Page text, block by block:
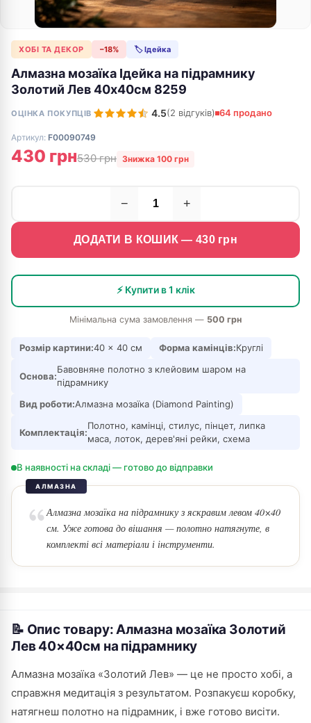
ХОБІ ТА ДЕКОР −18% 🏷 Ідейка
Алмазна мозаїка Ідейка на підрамнику
Золотий Лев 40х40см 8259
ОЦІНКА ПОКУПЦІВ 4.5(2 відгуків) 64 продано
Артикул: F00090749
430 грн530 грн Знижка 100 грн
− +
ДОДАТИ В КОШИК — 430грн
⚡ Купити в 1 клік
Мінімальна сума замовлення — 500 грн
Розмір картини:40 × 40 см Форма камінців:Круглі
Основа:
Бавовняне полотно з клейовим шаром на
підрамнику
Вид роботи:Алмазна мозаїка (Diamond Painting)
Комплектація:
Полотно, камінці, стилус, пінцет, липка
маса, лоток, дерев'яні рейки, схема
В наявності на складі — готово до відправки
АЛМАЗНА
Алмазна мозаїка на підрамнику з яскравим левом 40×40
см. Уже готова до вішання — полотно натягнуте, в
комплекті всі матеріали і інструменти.
📝 Опис товару: Алмазна мозаїка Золотий
Лев 40×40см на підрамнику
Алмазна мозаїка «Золотий Лев» — це не просто хобі, а
справжня медитація з результатом. Розпакуєш коробку,
натягнеш полотно на підрамник, і вже готово висіти.